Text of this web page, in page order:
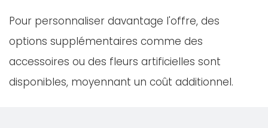
Pour personnaliser davantage l'offre, des
options supplémentaires comme des
accessoires ou des fleurs artificielles sont
disponibles, moyennant un coût additionnel.